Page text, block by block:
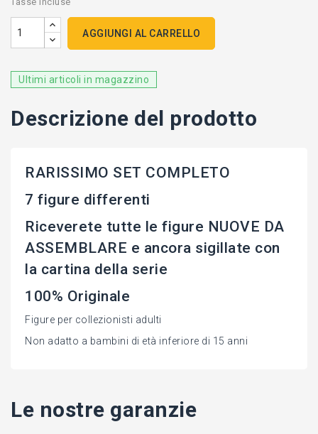
AGGIUNGI AL CARRELLO
Ultimi articoli in magazzino
Descrizione del prodotto
RARISSIMO SET COMPLETO
7 figure differenti
Riceverete tutte le figure NUOVE DA
ASSEMBLARE e ancora sigillate con
la cartina della serie
100% Originale
Figure per collezionisti adulti
Non adatto a bambini di età inferiore di 15 anni
Le nostre garanzie